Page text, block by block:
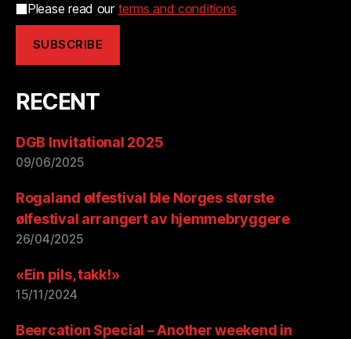
Please read our terms and conditions
RECENT
DGB Invitational 2025
09/06/2025
Rogaland ølfestival ble Norges største
ølfestival arrangert av hjemmebryggere
26/04/2025
«Ein pils, takk!»
15/11/2024
Beercation Special – Another weekend in